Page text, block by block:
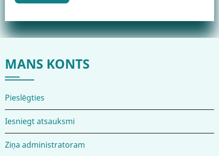
MANS KONTS
Pieslēgties
Iesniegt atsauksmi
Ziņa administratoram